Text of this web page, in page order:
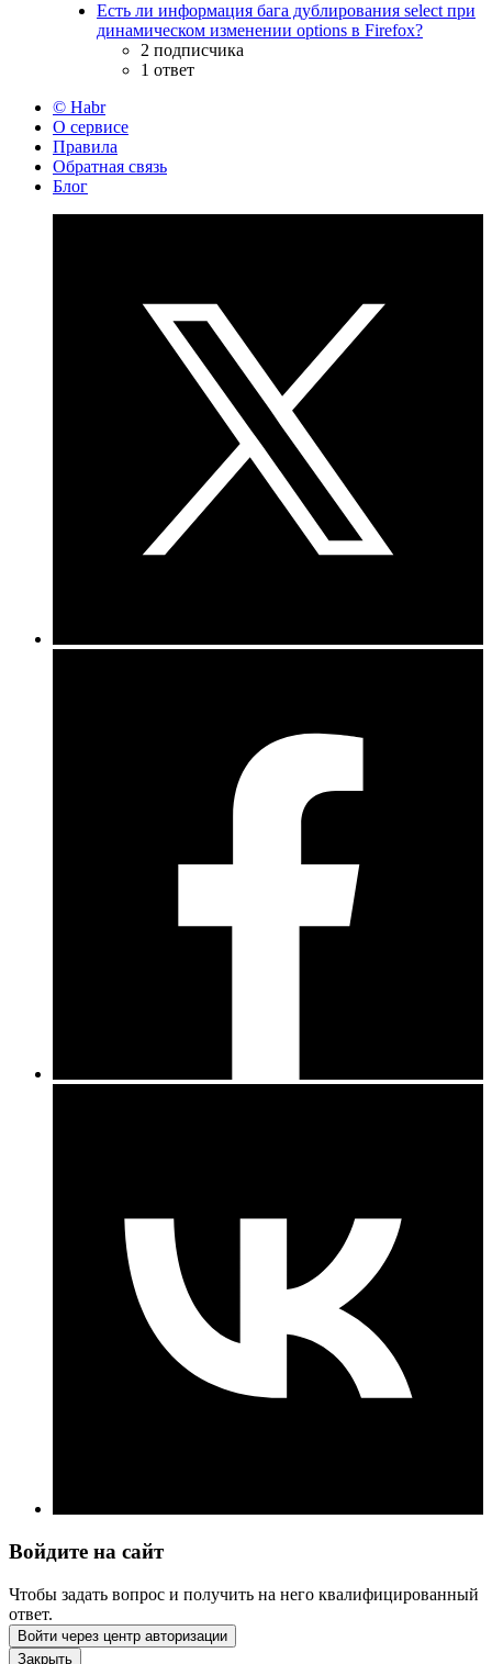
Есть ли информация бага дублирования select при
динамическом изменении options в Firefox?
2 подписчика
1 ответ
© Habr
О сервисе
Правила
Обратная связь
Блог
Войдите на сайт
Чтобы задать вопрос и получить на него квалифицированный
ответ.
Войти через центр авторизации
Закрыть